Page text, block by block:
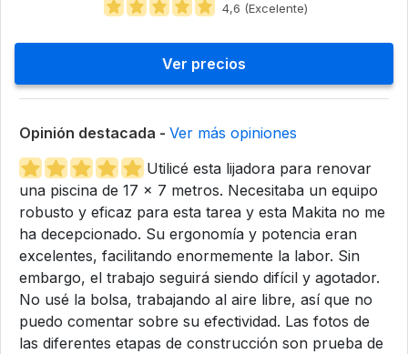
4,6 (Excelente)
Ver precios
Opinión destacada - Ver más opiniones
Utilicé esta lijadora para renovar
una piscina de 17 x 7 metros. Necesitaba un equipo
robusto y eficaz para esta tarea y esta Makita no me
ha decepcionado. Su ergonomía y potencia eran
excelentes, facilitando enormemente la labor. Sin
embargo, el trabajo seguirá siendo difícil y agotador.
No usé la bolsa, trabajando al aire libre, así que no
puedo comentar sobre su efectividad. Las fotos de
las diferentes etapas de construcción son prueba de